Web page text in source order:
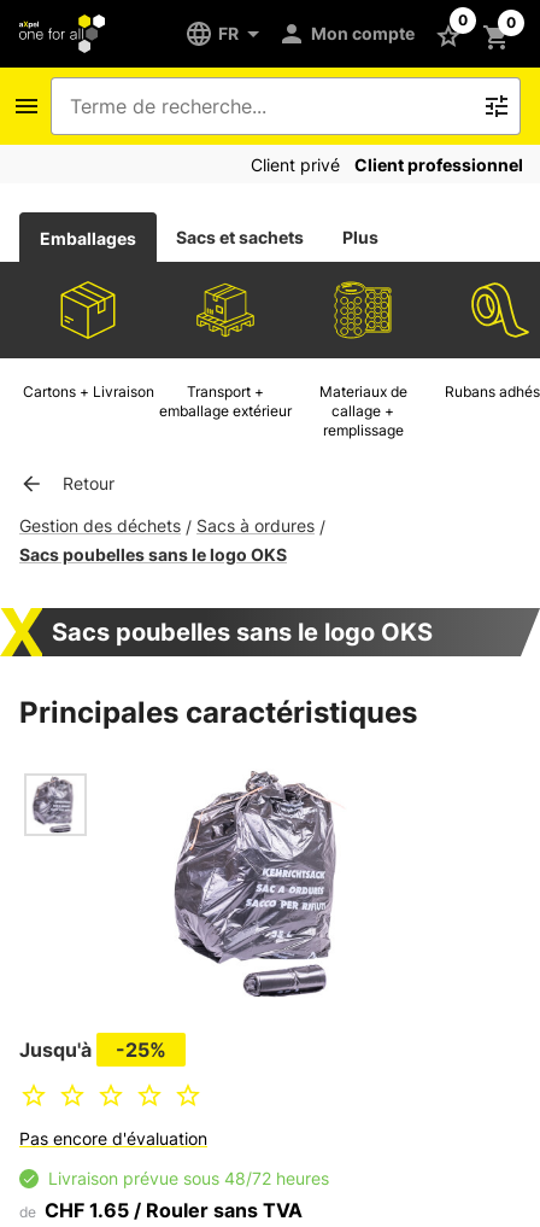
FR Mon compte
0 0
Client privé Client professionnel
Emballages Sacs et sachets Plus
Cartons + Livraison
Transport +
emballage extérieur
Materiaux de
callage +
remplissage
Rubans
Retour
Gestion des déchets / Sacs à ordures /
Sacs poubelles sans le logo OKS
Sacs poubelles sans le logo OKS
Principales caractéristiques
Jusqu'à -25%
Pas encore d'évaluation
Livraison prévue sous 48/72 heures
de CHF 1.65 / Rouler sans TVA